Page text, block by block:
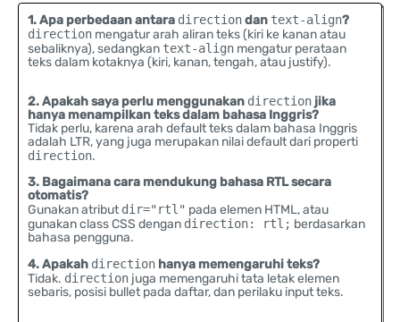
1. Apa perbedaan antara directiondan text-align?
direction mengatur arah aliran teks (kiri ke kanan atau
sebaliknya), sedangkan text-align mengatur perataan
teks dalam kotaknya (kiri, kanan, tengah, atau justify).
2. Apakah saya perlu menggunakan direction jika
hanya menampilkan teks dalam bahasa Inggris?
Tidak perlu, karena arah default teks dalam bahasa Inggris
adalah LTR, yang juga merupakan nilai default dari properti
direction.
3. Bagaimana cara mendukung bahasa RTL secara
otomatis?
Gunakan atributdir="rtl" pada elemen HTML, atau
gunakan class CSS dengan direction: rtl; berdasarkan
bahasa pengguna.
4. Apakah direction hanya memengaruhi teks?
Tidak. direction juga memengaruhi tata letak elemen
sebaris, posisi bullet pada daftar, dan perilaku input teks.